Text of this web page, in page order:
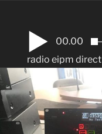
contenu
principal
00.00
radio eipm direct